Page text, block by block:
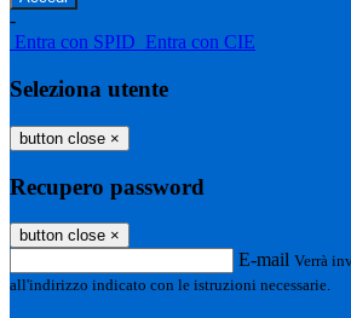
-
Entra con SPID Entra con CIE
Seleziona utente
button close ×
Recupero password
button close ×
E-mail Verrà
all'indirizzo indicato con le istruzioni necessarie.